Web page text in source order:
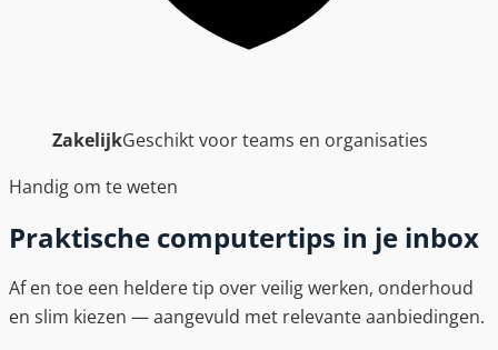
ZakelijkGeschikt voor teams en organisaties
Handig om te weten
Praktische computertips in je inbox
Af en toe een heldere tip over veilig werken, onderhoud
en slim kiezen — aangevuld met relevante aanbiedingen.